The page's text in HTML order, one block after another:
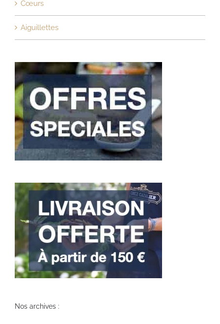
Cœurs
Aiguillettes
Nos archives :